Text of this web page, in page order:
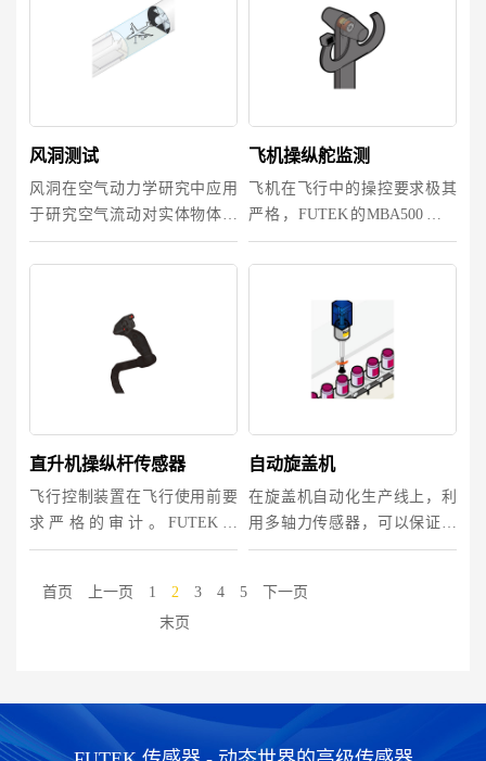
力。 如果没有精确的测试数
据，其就像一只无头苍蝇一样
乱冲乱撞...
线机械的速度和位置。
风洞测试
风洞在空气动力学研究中应用
于研究空气流动对实体物体的
影响。一个模型安装在一个固
定的三轴传感器上，用来测量
飞机操纵舵监测
飞机在飞行中的操控要求极其
严格，FUTEK的MBA500同时
可以测Z轴力及扭力，对其进行
适当的配置，可以为飞机操纵
直升机操纵杆传感器
飞行控制装置在飞行使用前要
求严格的审计。FUTEK的
MAU300变速杆负载单元为品
来监测操纵杆所施加的力。
自动旋盖机
在旋盖机自动化生产线上，利
用多轴力传感器，可以保证产
品旋盖的一致性，确保产品质
首页
上一页 1 2 3 4 5
下一页
末页